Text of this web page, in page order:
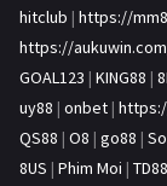
hitclub | https://
https://
GOAL123 | KING88 |
uy88 | onbet |
QS88 | O8 | go88 |
8US | Phim Moi | TD88